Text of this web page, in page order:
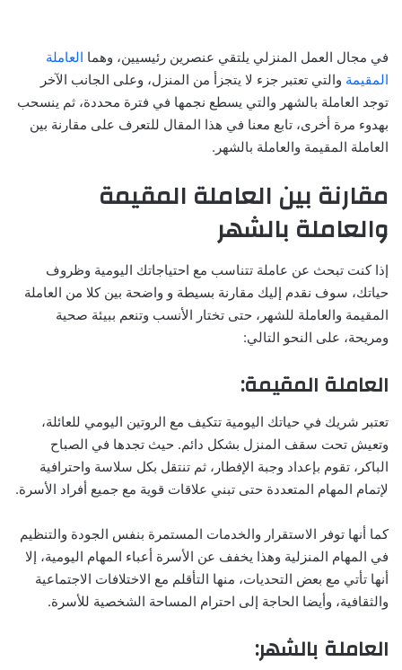
في مجال العمل المنزلي يلتقي عنصرين رئيسيين، وهما العاملة
المقيمة والتي تعتبر جزء لا يتجزأ من المنزل، وعلى الجانب الآخر
توجد العاملة بالشهر والتي يسطع نجمها في فترة محددة، ثم ينسحب
بهدوء مرة أخرى، تابع معنا في هذا المقال للتعرف على مقارنة بين
العاملة المقيمة والعاملة بالشهر.
مقارنة بين العاملة المقيمة
والعاملة بالشهر
إذا كنت تبحث عن عاملة تتناسب مع احتياجاتك اليومية وظروف
حياتك، سوف نقدم إليك مقارنة بسيطة و واضحة بين كلا من العاملة
المقيمة والعاملة للشهر، حتى تختار الأنسب وتنعم ببيئة صحية
ومريحة، على النحو التالي:
العاملة المقيمة:
تعتبر شريك في حياتك اليومية تتكيف مع الروتين اليومي للعائلة،
وتعيش تحت سقف المنزل بشكل دائم. حيث تجدها في الصباح
الباكر، تقوم بإعداد وجبة الإفطار، ثم تنتقل بكل سلاسة واحترافية
لإتمام المهام المتعددة حتى تبني علاقات قوية مع جميع أفراد الأسرة.
كما أنها توفر الاستقرار والخدمات المستمرة بنفس الجودة والتنظيم
في المهام المنزلية وهذا يخفف عن الأسرة أعباء المهام اليومية، إلا
أنها تأتي مع بعض التحديات، منها التأقلم مع الاختلافات الاجتماعية
والثقافية، وأيضا الحاجة إلى احترام المساحة الشخصية للأسرة.
العاملة بالشهر: